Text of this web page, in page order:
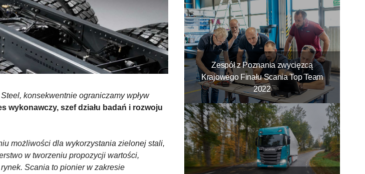
konsekwentnie ograniczamy wpływ
wykonawczy, szef działu badań i rozwoju
możliwości dla wykorzystania zielonej stali,
w tworzeniu propozycji wartości,
Scania to pionier w zakresie
Zespół z Poznania zwycięzcą
Krajowego Finału Scania Top Team
2022